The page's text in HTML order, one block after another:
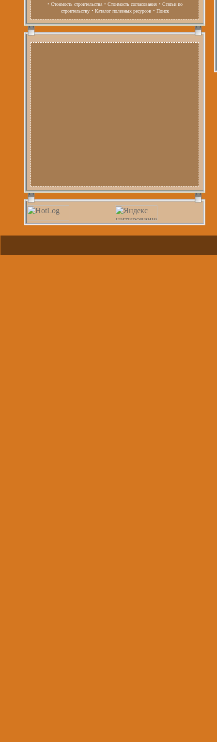
• Стоимость строительства • Стоимость согласования • Статьи по
строительству • Каталог полезных ресурсов • Поиск